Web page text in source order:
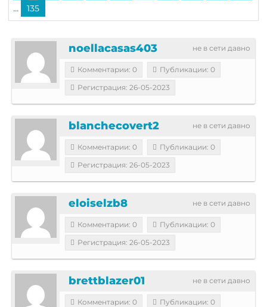
... 135
не в сети давно
noellacasas403
Комментарии: 0
Публикации: 0
Регистрация: 26-05-2023
не в сети давно
blanchecovert2
Комментарии: 0
Публикации: 0
Регистрация: 26-05-2023
не в сети давно
eloiselzb8
Комментарии: 0
Публикации: 0
Регистрация: 26-05-2023
не в сети давно
brettblazer01
Комментарии: 0
Публикации: 0